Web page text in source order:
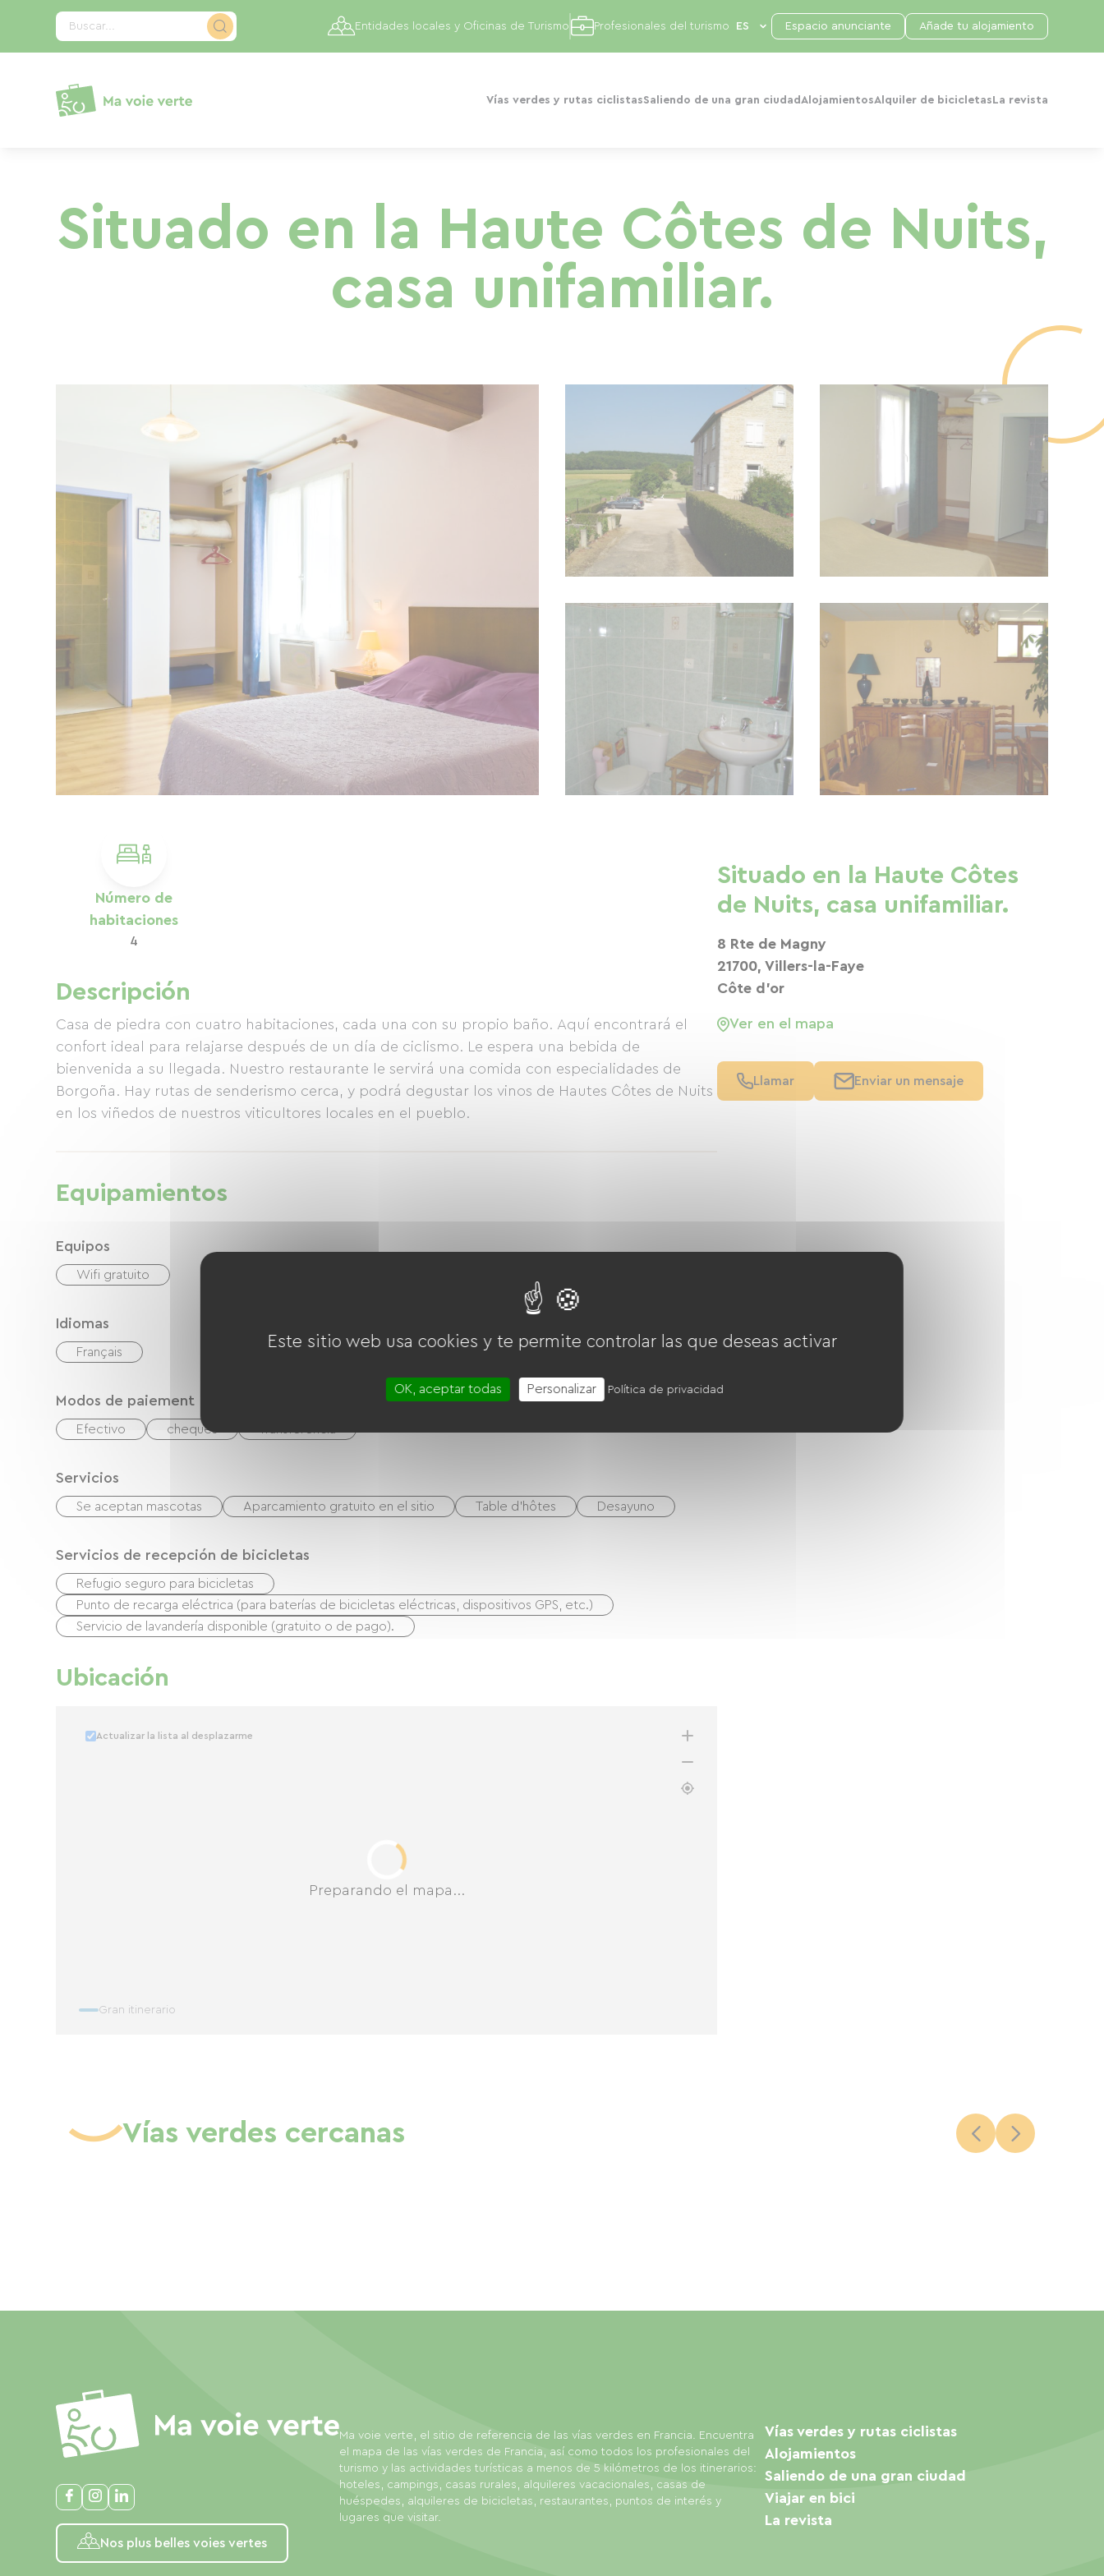
Buscar...
Vías verdes y rutas ciclistasSaliendo de una gran ciudad AlojamientosAlquiler de bicicletas La revista
Entidades locales y Oficinas de Turismo Profesionales del turismo Espacio anunciante Añade tu alojamiento
Situado en la Haute Côtes de Nuits,
casa unifamiliar.
Número de
habitaciones
4
Descripción
Casa de piedra con cuatro habitaciones, cada una con su propio baño. Aquí encontrará el
confort ideal para relajarse después de un día de ciclismo. Le espera una bebida de
bienvenida a su llegada. Nuestro restaurante le servirá una comida con especialidades de
Borgoña. Hay rutas de senderismo cerca, y podrá degustar los vinos de Hautes Côtes de Nuits
en los viñedos de nuestros viticultores locales en el pueblo.
Equipamientos
Equipos
Wifi gratuito
Idiomas
Français
Modos de paiement
Efectivo cheques
Servicios
Se aceptan mascotas Aparcamiento gratuito en el sitio Table d'hôtes Desayuno
Servicios de recepción de bicicletas
Refugio seguro para bicicletas
Punto de recarga eléctrica (para baterías de bicicletas eléctricas, dispositivos GPS, etc.)
Servicio de lavandería disponible (gratuito o de pago).
Ubicación
Preparando el mapa...
Actualizar la lista al desplazarme
Gran itinerario
Situado en la Haute Côtes
de Nuits, casa unifamiliar.
8 Rte de Magny
21700, Villers-la-Faye
Côte d'or
Ver en el mapa
Llamar Enviar un mensaje
Vías verdes cercanas
Nos plus belles voies vertes
Ma voie verte, el sitio de referencia de las vías verdes en Francia. Encuentra
el mapa de las vías verdes de Francia, así como todos los profesionales del
turismo y las actividades turísticas a menos de 5 kilómetros de los itinerarios:
hoteles, campings, casas rurales, alquileres vacacionales, casas de
huéspedes, alquileres de bicicletas, restaurantes, puntos de interés y
lugares que visitar.
Vías verdes y rutas ciclistas
Alojamientos
Saliendo de una gran ciudad
Viajar en bici
La revista
Panel de gestión de cookies
Este sitio web usa cookies y te permite controlar las que deseas activar
OK, aceptar todas Personalizar Política de privacidad